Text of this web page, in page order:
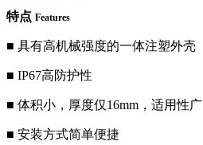
特点 Features
■ 具有高机械强度的一体注塑外壳
■ IP67高防护性
■ 体积小，厚度仅16mm，适用性广
■ 安装方式简单便捷